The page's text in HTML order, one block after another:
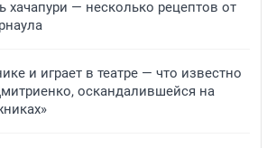
хачапури — несколько рецептов от
и играет в театре — что известно
оскандалившейся на